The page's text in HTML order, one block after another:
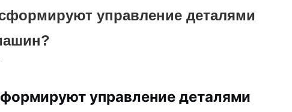
управление деталями
управление деталями